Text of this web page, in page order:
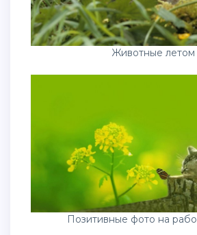
Животные летом
Позитивные фото на